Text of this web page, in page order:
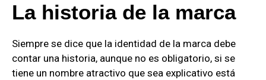
La historia de la marca
Siempre se dice que la identidad de la marca debe
contar una historia, aunque no es obligatorio, si se
tiene un nombre atractivo que sea explicativo está